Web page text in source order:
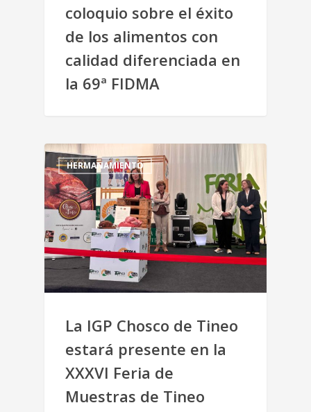
coloquio sobre el éxito
de los alimentos con
calidad diferenciada en
la 69ª FIDMA
HERMANAMIENTO
La IGP Chosco de Tineo
estará presente en la
XXXVI Feria de
Muestras de Tineo